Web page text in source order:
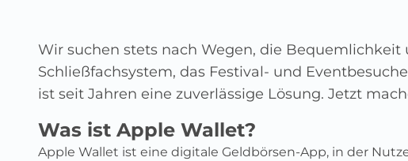
Wir suchen stets nach Wegen, die
Schließfachsystem, das Festival- und
ist seit Jahren eine zuverlässige Lösung. Jetzt
Was ist Apple Wallet?
Apple Wallet ist eine digitale Geldbörsen-App, in der